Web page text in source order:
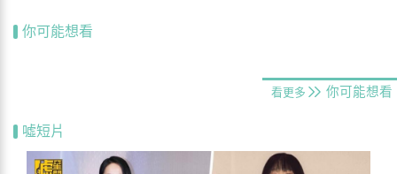
你可能想看
看更多 你可能想看
噓短片